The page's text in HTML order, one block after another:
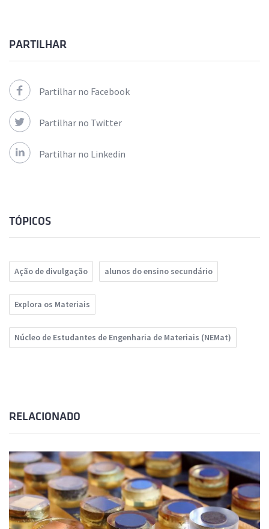
PARTILHAR
Partilhar no Facebook
Partilhar no Twitter
Partilhar no Linkedin
TÓPICOS
Ação de divulgação alunos do ensino secundário
Explora os Materiais
Núcleo de Estudantes de Engenharia de Materiais (NEMat)
RELACIONADO